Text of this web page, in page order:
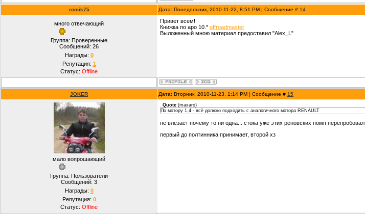
romik75 Дата: Понедельник, 2010-11-22, 8:51 PM | Сообщение # 14
много отвечающий
Группа: Проверенные
Сообщений: 26
Награды: 0
Репутация: 1
Статус: Offline
Привет всем!
Книжка по аро 10.* offroadmaster
Выложенный мною материал предоставил "Alex_L"
JOKER Дата: Вторник, 2010-11-23, 1:14 PM | Сообщение # 15
мало вопрошающий
Группа: Пользователи
Сообщений: 3
Награды: 0
Репутация: 0
Статус: Offline
Quote (maxaro)
По мотору 1,4 - всё должно подходить с аналогичного мотора RENAULT
не влезает почему то ни одна... стока уже этих реновских помп перепробовал
первый до полтинника принимает, второй хз